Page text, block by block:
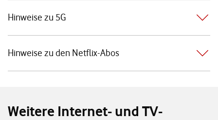
Hinweise zu 5G
Hinweise zu den Netflix-Abos
Weitere Internet- und TV-